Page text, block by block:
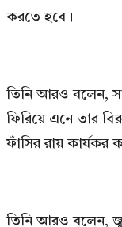
করতে হবে।
তিনি আরও বলেন,
ফিরিয়ে এনে তার
ফাঁসির রায় কার্যকর
তিনি আরও বলেন,